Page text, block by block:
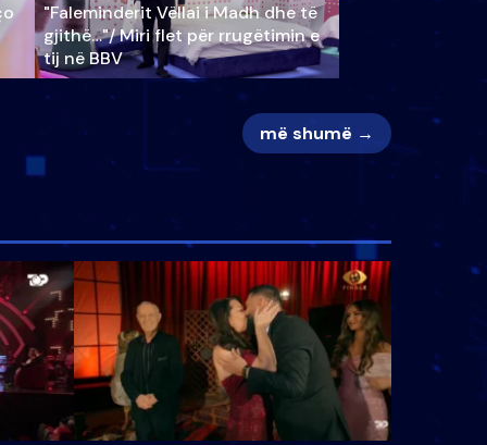
"Faleminderit Vëllai i Madh dhe të
gjithë…"/ Miri flet për rrugëtimin e
tij në BBV
më shumë →